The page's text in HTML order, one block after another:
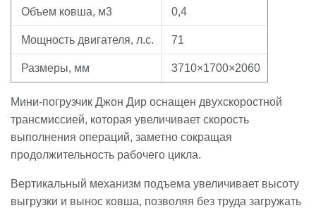
Объем ковша, м3 0,4
Мощность двигателя, л.с. 71
Размеры, мм 3710×1700×2060
Мини-погрузчик Джон Дир оснащен двухскоростной
трансмиссией, которая увеличивает скорость
выполнения операций, заметно сокращая
продолжительность рабочего цикла.
Вертикальный механизм подъема увеличивает высоту
выгрузки и вынос ковша, позволяя без труда загружать